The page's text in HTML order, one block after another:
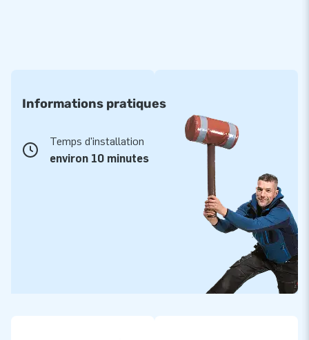
Informations pratiques
Temps d'installation
environ 10 minutes